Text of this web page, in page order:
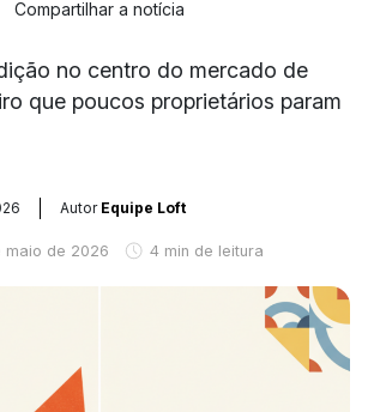
Compartilhar a notícia
no centro do mercado de
que poucos proprietários param
Autor Equipe Loft
maio de 2026 4 min de leitura